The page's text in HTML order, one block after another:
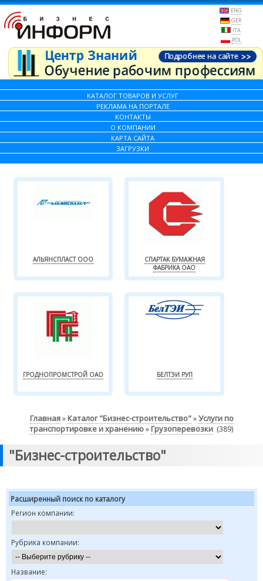
ENG
GER
ITA
POL
КАТАЛОГ ТОВАРОВ И УСЛУГ
РЕКЛАМА НА ПОРТАЛЕ
КОНТАКТЫ
О КОМПАНИИ
КАРТА САЙТА
ЗАГРУЗКИ
АЛЬЯНСПЛАСТ ООО
СПАРТАК БУМАЖНАЯ
ФАБРИКА ОАО
ГРОДНОПРОМСТРОЙ ОАО БЕЛТЭИ РУП
Главная» Каталог "Бизнес-строительство"»Услуги по
транспортировке и хранению» Грузоперевозки (389)
"Бизнес-строительство"
Расширенный поиск по каталогу
Регион компании:
Рубрика компании:
Название: